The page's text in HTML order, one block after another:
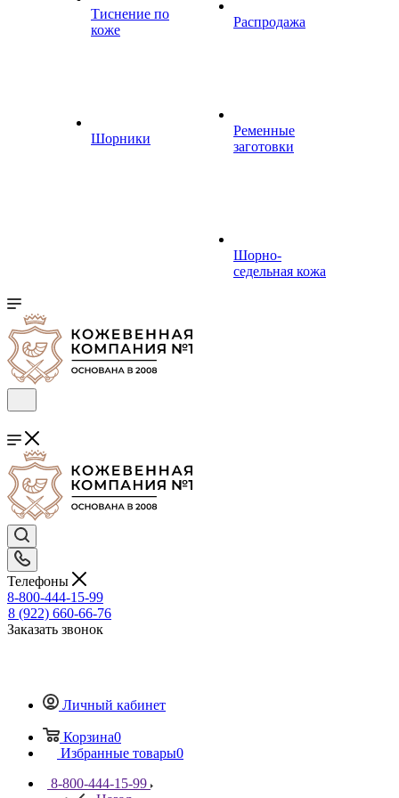
Тиснение по
коже
Шорники
Распродажа
Ременные
заготовки
Шорно-
седельная кожа
Телефоны
8-800-444-15-99
8 (922) 660-66-76
Заказать звонок
Личный кабинет
Корзина0
Избранные товары0
8-800-444-15-99